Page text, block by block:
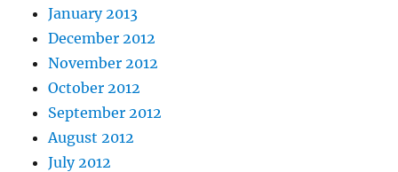
January 2013
December 2012
November 2012
October 2012
September 2012
August 2012
July 2012